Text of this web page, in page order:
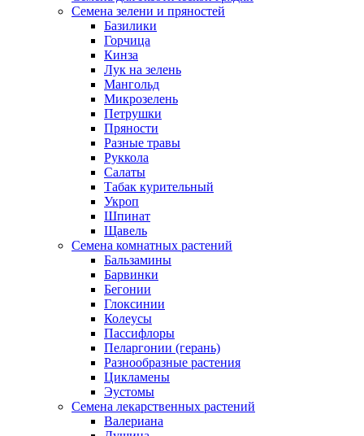
Семена зелени и пряностей
Базилики
Горчица
Кинза
Лук на зелень
Мангольд
Микрозелень
Петрушки
Пряности
Разные травы
Руккола
Салаты
Табак курительный
Укроп
Шпинат
Щавель
Семена комнатных растений
Бальзамины
Барвинки
Бегонии
Глоксинии
Колеусы
Пассифлоры
Пеларгонии (герань)
Разнообразные растения
Цикламены
Эустомы
Семена лекарственных растений
Валериана